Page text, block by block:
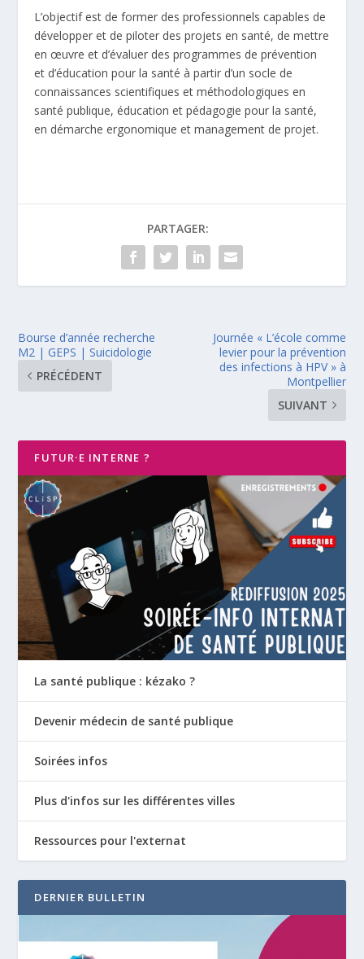
L’objectif est de former des professionnels capables de
développer et de piloter des projets en santé, de mettre
en œuvre et d’évaluer des programmes de prévention
et d’éducation pour la santé à partir d’un socle de
connaissances scientifiques et méthodologiques en
santé publique, éducation et pédagogie pour la santé,
en démarche ergonomique et management de projet.
PARTAGER:
Bourse d’année recherche
M2 | GEPS | Suicidologie
PRÉCÉDENT
Journée « L’école comme
levier pour la prévention
des infections à HPV » à
Montpellier
SUIVANT
FUTUR·E INTERNE ?
La santé publique : kézako ?
Devenir médecin de santé publique
Soirées infos
Plus d'infos sur les différentes villes
Ressources pour l'externat
DERNIER BULLETIN